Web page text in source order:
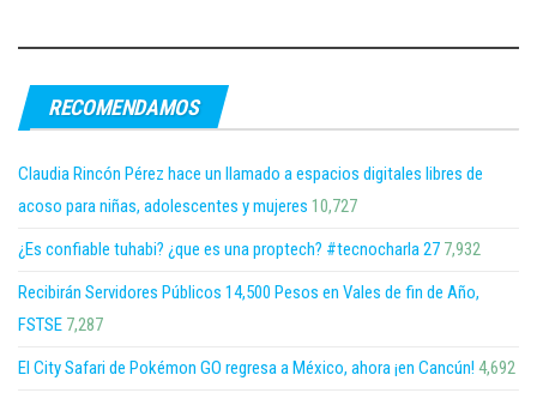
RECOMENDAMOS
Claudia Rincón Pérez hace un llamado a espacios digitales libres de
acoso para niñas, adolescentes y mujeres 10,727
¿Es confiable tuhabi? ¿que es una proptech? #tecnocharla 27 7,932
Recibirán Servidores Públicos 14,500 Pesos en Vales de fin de Año,
FSTSE 7,287
El City Safari de Pokémon GO regresa a México, ahora ¡en Cancún! 4,692